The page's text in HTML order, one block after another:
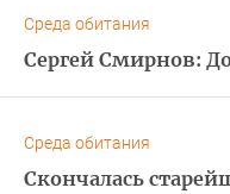
Среда обитания
Сергей Смирнов:
Среда обитания
Скончалась